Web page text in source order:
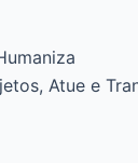
Atue e